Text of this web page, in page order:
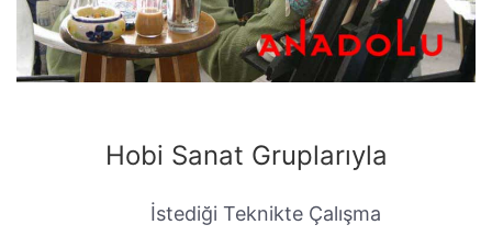
Hobi Sanat Gruplarıyla
İstediği Teknikte Çalışma